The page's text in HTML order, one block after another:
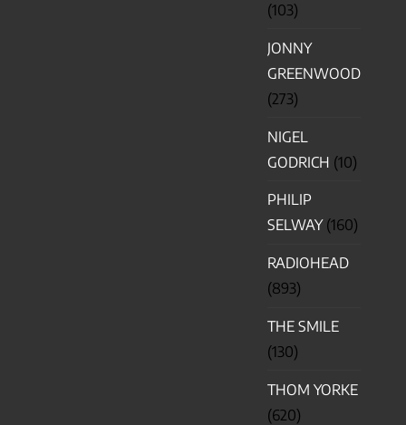
(103)
JONNY
GREENWOOD
(273)
NIGEL
GODRICH (10)
PHILIP
SELWAY(160)
RADIOHEAD
(893)
THE SMILE
(130)
THOM YORKE
(620)